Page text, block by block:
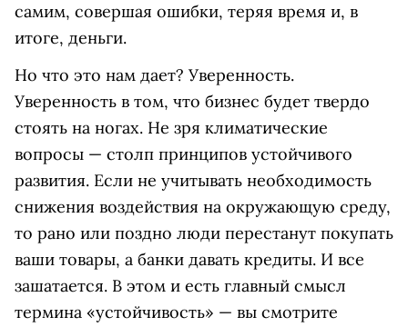
самим, совершая ошибки, теряя время и, в
итоге, деньги.
Но что это нам дает? Уверенность.
Уверенность в том, что бизнес будет твердо
стоять на ногах. Не зря климатические
вопросы — столп принципов устойчивого
развития. Если не учитывать необходимость
снижения воздействия на окружающую среду,
то рано или поздно люди перестанут покупать
ваши товары, а банки давать кредиты. И все
зашатается. В этом и есть главный смысл
термина «устойчивость» — вы смотрите